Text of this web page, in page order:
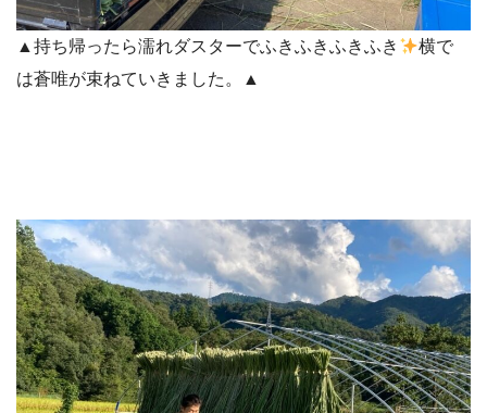
▲持ち帰ったら濡れダスターでふきふきふきふき
横で
は蒼唯が束ねていきました。▲